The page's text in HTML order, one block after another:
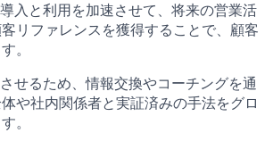
⼊と利⽤を加速させて、将来の営業活
リファレンスを獲得することで、顧客
。
せるため、情報交換やコーチングを通
や社内関係者と実証済みの⼿法をグロ
。